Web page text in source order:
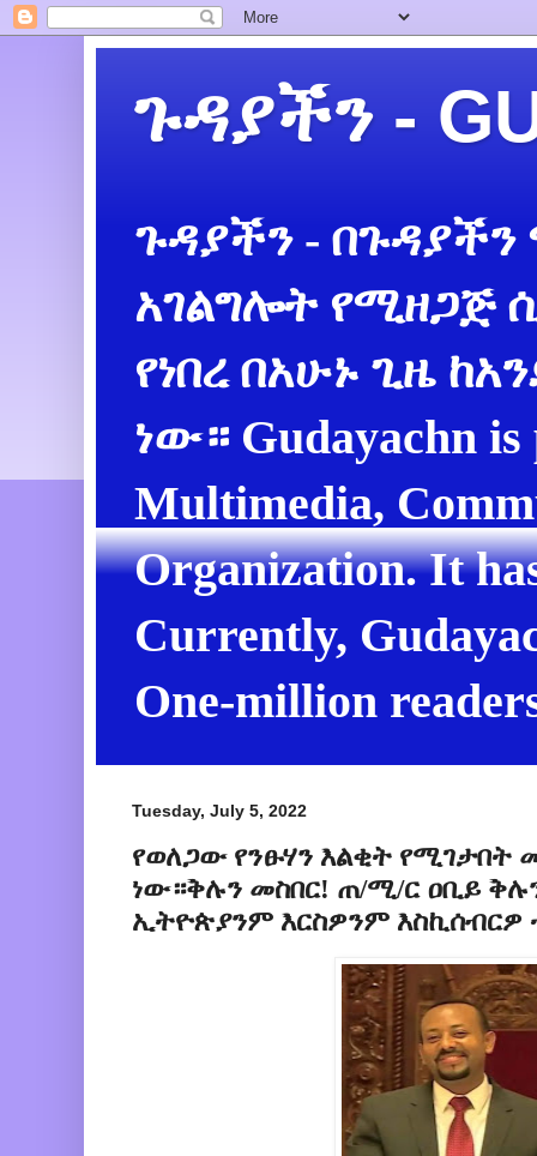
ጉዳያችን -
ጉዳያችን -
አገልግሎት የሚዘጋጅ
የነበረ በአሁኑ ጊዜ
ነው። Gudayachn is
Multimedia,
Organization. It
Currently,
One-million
Tuesday, July 5, 2022
የወለጋው የንፁሃን እልቂት የሚገታበት
ነው።ቅሉን መስበር! ጠ/ሚ/ር ዐቢይ
ኢትዮጵያንም እርስዎንም